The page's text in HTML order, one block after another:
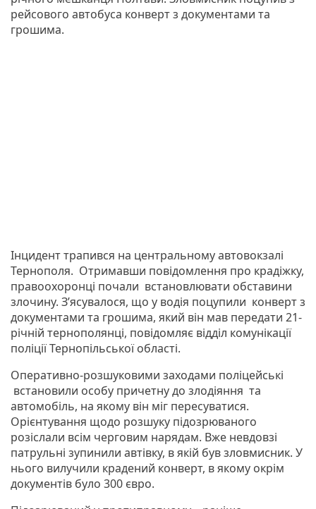
рейсового автобуса конверт з документами та
грошима.
Інцидент трапився на центральному автовокзалі
Тернополя. Отримавши повідомлення про крадіжку,
правоохоронці почали встановлювати обставини
злочину. З’ясувалося, що у водія поцупили конверт з
документами та грошима, який він мав передати 21-
річній тернополянці, повідомляє відділ комунікації
поліції Тернопільської області.
Оперативно-розшуковими заходами поліцейські
встановили особу причетну до злодіяння та
автомобіль, на якому він міг пересуватися.
Орієнтування щодо розшуку підозрюваного
розіслали всім черговим нарядам. Вже невдовзі
патрульні зупинили автівку, в якій був зловмисник. У
нього вилучили крадений конверт, в якому окрім
документів було 300 євро.